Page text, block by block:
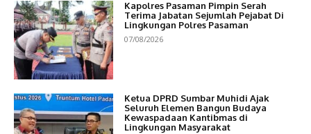
Kapolres Pasaman Pimpin Serah
Terima Jabatan Sejumlah Pejabat Di
Lingkungan Polres Pasaman
07/08/2026
Ketua DPRD Sumbar Muhidi Ajak
Seluruh Elemen Bangun Budaya
Kewaspadaan Kantibmas di
Lingkungan Masyarakat